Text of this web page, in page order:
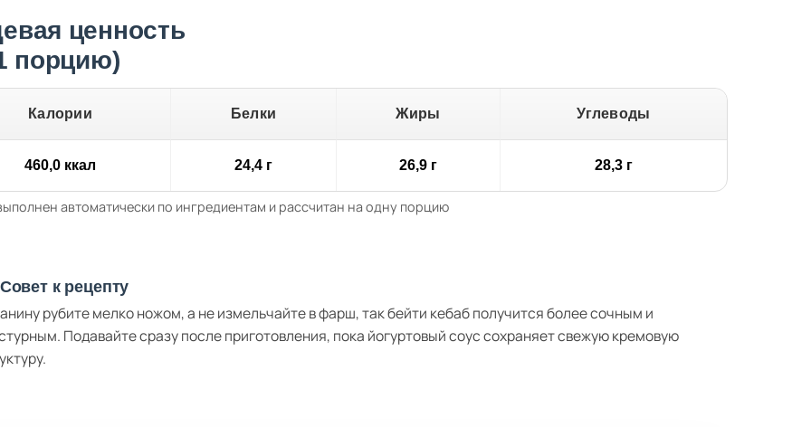
ценность
порцию)
Калории Белки Жиры Углеводы
460,0 ккал 24,4 г 26,9 г 28,3 г
автоматически по ингредиентам и рассчитан на одну порцию
Совет к рецепту
рубите мелко ножом, а не измельчайте в фарш, так бейти кебаб получится более сочным и
Подавайте сразу после приготовления, пока йогуртовый соус сохраняет свежую кремовую